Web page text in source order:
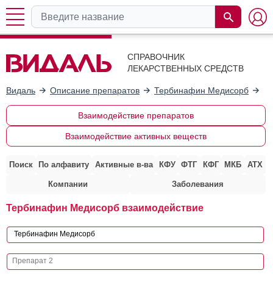
СПРАВОЧНИК
ЛЕКАРСТВЕННЫХ СРЕДСТВ
Видаль Описание препаратов Тербинафин Медисорб
Взаимодействие препаратов
Взаимодействие активных веществ
Поиск По алфавиту Активные в-ва КФУ ФТГ КФГ МКБ АТХ
Компании Заболевания
Тербинафин Медисорб взаимодействие